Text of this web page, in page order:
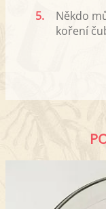
5.
Někdo
koření